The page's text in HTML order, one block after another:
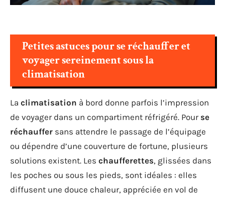
Petites astuces pour se réchauffer et
voyager sereinement sous la
climatisation
La climatisation à bord donne parfois l’impression
de voyager dans un compartiment réfrigéré. Pour se
réchauffer sans attendre le passage de l’équipage
ou dépendre d’une couverture de fortune, plusieurs
solutions existent. Les chaufferettes, glissées dans
les poches ou sous les pieds, sont idéales : elles
diffusent une douce chaleur, appréciée en vol de